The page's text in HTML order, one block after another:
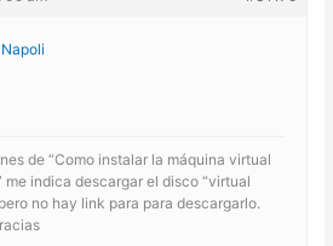
de “Como instalar la máquina virtual
me indica descargar el disco “virtual
no hay link para para descargarlo.